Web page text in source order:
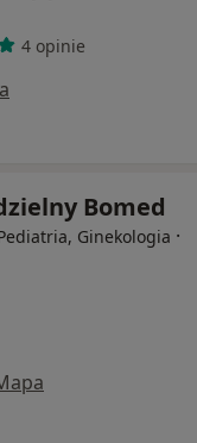
4 opinie
Bomed
Ginekologia ·